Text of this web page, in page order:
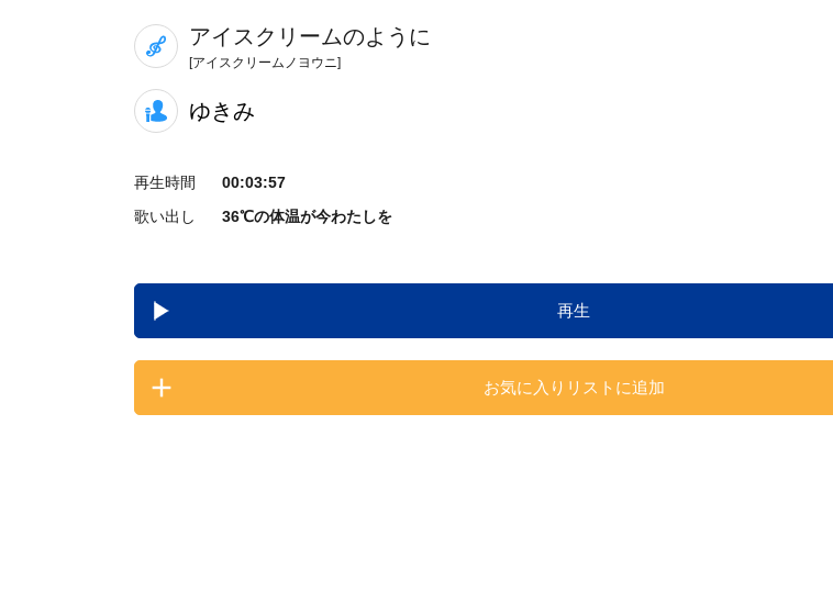
アイスクリームのように
[アイスクリームノヨウニ]
ゆきみ
再生時間
00:03:57
歌い出し
36℃の体温が今わたしを
再生
お気に入りリストに追加